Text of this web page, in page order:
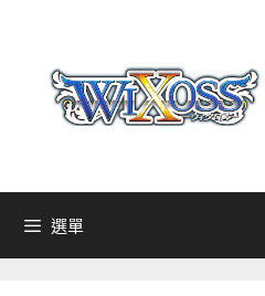
選單